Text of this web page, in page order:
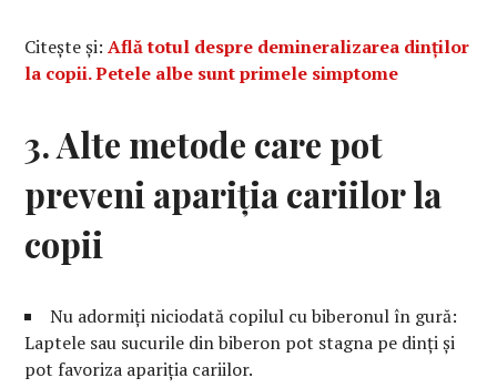
Citește și:Află totul despre demineralizarea dinților
la copii. Petele albe sunt primele simptome
3. Alte metode care pot
preveni apariția cariilor la
copii
Nu adormiți niciodată copilul cu biberonul în gură:
Laptele sau sucurile din biberon pot stagna pe dinți și
pot favoriza apariția cariilor.